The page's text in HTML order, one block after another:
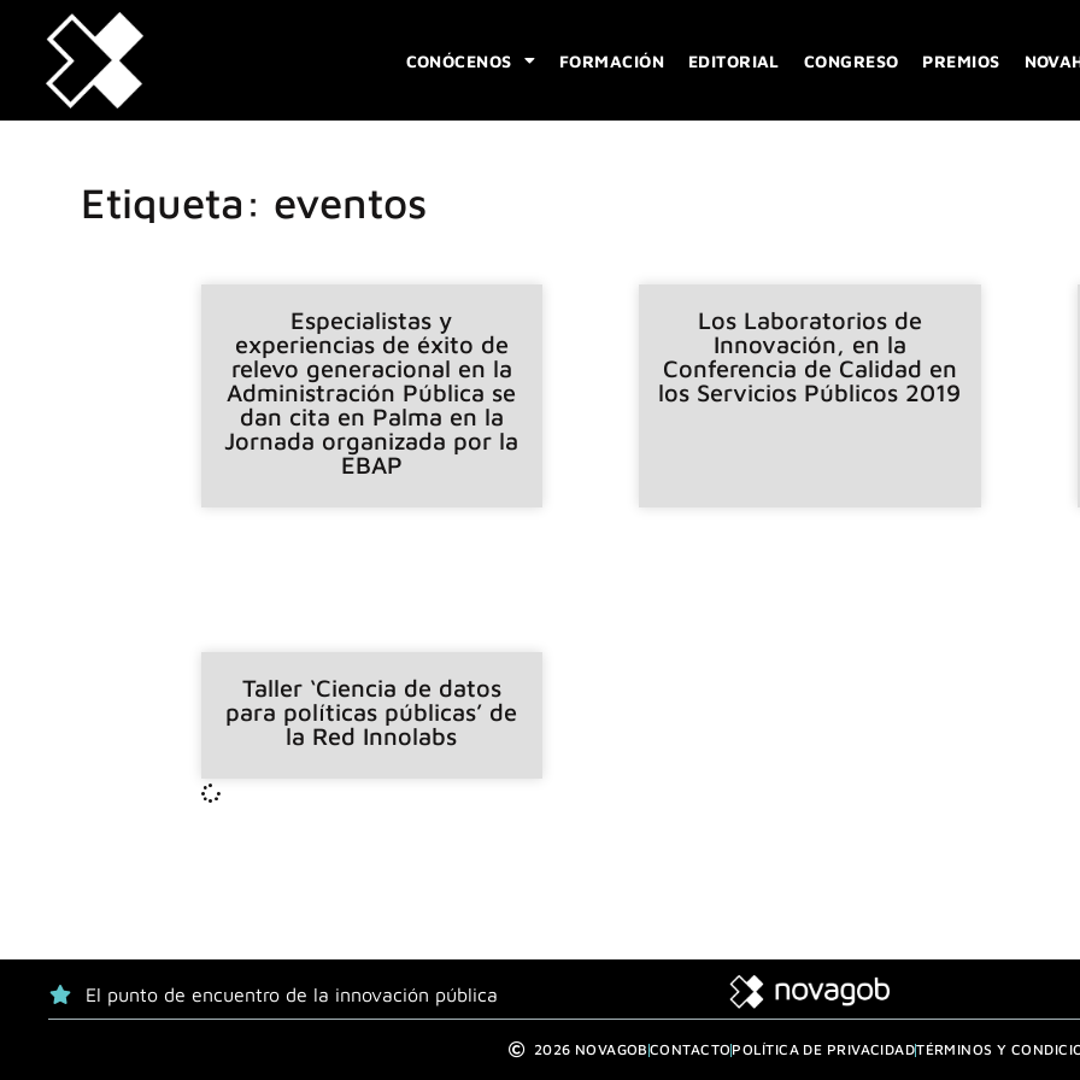
CONÓCENOS FORMACIÓN EDITORIAL CONGRESO PREMIOS
Etiqueta: eventos
Especialistas y
experiencias de éxito de
relevo generacional en la
Administración Pública se
dan cita en Palma en la
Jornada organizada por la
EBAP
Los Laboratorios de
Innovación, en la
Conferencia de Calidad en
los Servicios Públicos 2019
Taller ‘Ciencia de datos
para políticas públicas’ de
la Red Innolabs
El punto de encuentro de la innovación pública
2026 NOVAGOBCONTACTOPOLÍTICA DE PRIVACIDADTÉRMINOS Y